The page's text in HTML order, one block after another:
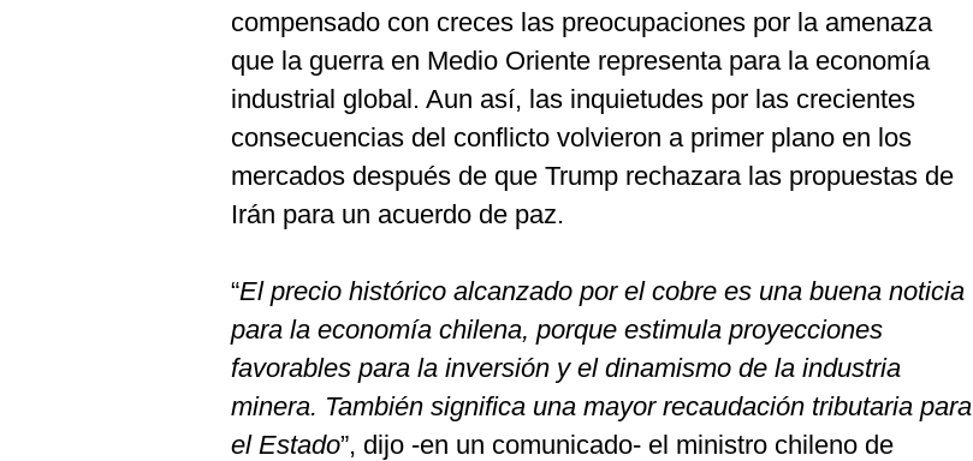
compensado con creces las preocupaciones por la amenaza
que la guerra en Medio Oriente representa para la economía
industrial global. Aun así, las inquietudes por las crecientes
consecuencias del conflicto volvieron a primer plano en los
mercados después de que Trump rechazara las propuestas de
Irán para un acuerdo de paz.
“El precio histórico alcanzado por el cobre es una buena noticia
para la economía chilena, porque estimula proyecciones
favorables para la inversión y el dinamismo de la industria
minera. También significa una mayor recaudación tributaria para
el Estado”, dijo -en un comunicado- el ministro chileno de